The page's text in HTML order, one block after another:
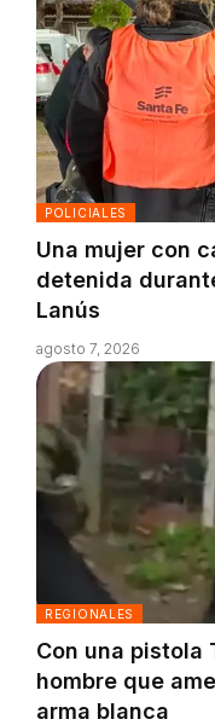
POLICIALES
Una mujer con
detenida
Lanús
agosto 7, 2026
REGIONALES
Con una pistola
hombre que
arma blanca